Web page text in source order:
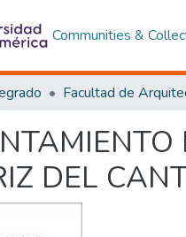
Communities &
DEL